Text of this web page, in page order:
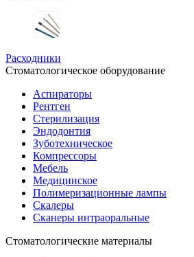
Расходники
Стоматологическое оборудование
Аспираторы
Рентген
Стерилизация
Эндодонтия
Зуботехническое
Компрессоры
Мебель
Медицинское
Полимеризационные лампы
Скалеры
Сканеры интраоральные
Стоматологические материалы